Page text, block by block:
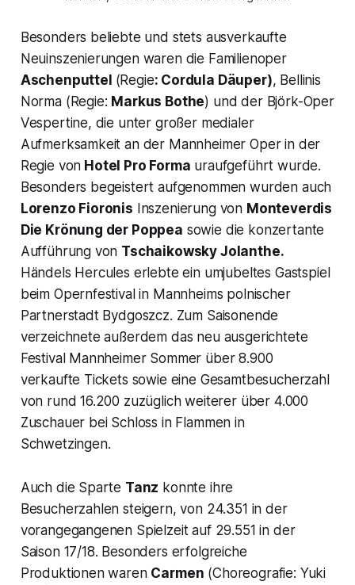
Besonders beliebte und stets ausverkaufte
Neuinszenierungen waren die Familienoper
Aschenputtel (Regie: Cordula Däuper), Bellinis
Norma (Regie: Markus Bothe) und der Björk-Oper
Vespertine, die unter großer medialer
Aufmerksamkeit an der Mannheimer Oper in der
Regie von Hotel Pro Forma uraufgeführt wurde.
Besonders begeistert aufgenommen wurden auch
Lorenzo Fioronis Inszenierung von Monteverdis
Die Krönung der Poppea sowie die konzertante
Aufführung von Tschaikowsky Jolanthe.
Händels Hercules erlebte ein umjubeltes Gastspiel
beim Opernfestival in Mannheims polnischer
Partnerstadt Bydgoszcz. Zum Saisonende
verzeichnete außerdem das neu ausgerichtete
Festival Mannheimer Sommer über 8.900
verkaufte Tickets sowie eine Gesamtbesucherzahl
von rund 16.200 zuzüglich weiterer über 4.000
Zuschauer bei Schloss in Flammen in
Schwetzingen.
Auch die Sparte Tanz konnte ihre
Besucherzahlen steigern, von 24.351 in der
vorangegangenen Spielzeit auf 29.551 in der
Saison 17/18. Besonders erfolgreiche
Produktionen waren Carmen (Choreografie: Yuki